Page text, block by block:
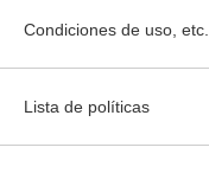
Condiciones de uso, etc.
Lista de políticas